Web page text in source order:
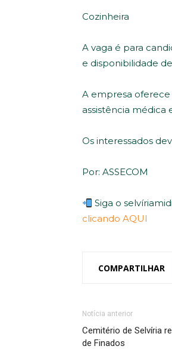
Cozinheira
A vaga é para
e disponibilidade
A empresa
assistência médica
Os interessados
Por: ASSECOM
Siga o
clicando AQUI
COMPARTILHAR
Notícia anterior
Cemitério de Selvíria
de Finados